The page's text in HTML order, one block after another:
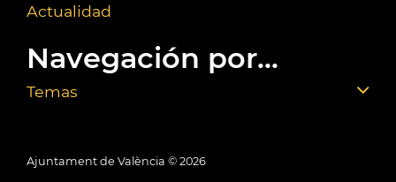
Actualidad
Navegación por...
Temas
Ajuntament de València © 2026